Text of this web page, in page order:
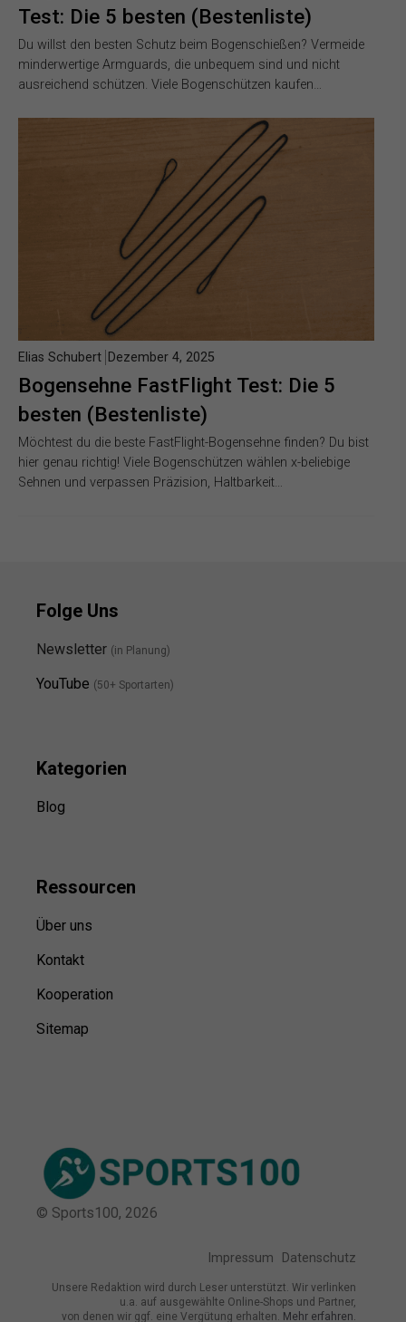
Test: Die 5 besten (Bestenliste)
Du willst den besten Schutz beim Bogenschießen? Vermeide
minderwertige Armguards, die unbequem sind und nicht
ausreichend schützen. Viele Bogenschützen kaufen…
Bogensehne FastFlight Test: Die 5
besten (Bestenliste)
Elias Schubert Dezember 4, 2025
Möchtest du die beste FastFlight-Bogensehne finden? Du bist
hier genau richtig! Viele Bogenschützen wählen x-beliebige
Sehnen und verpassen Präzision, Haltbarkeit…
Folge Uns
Newsletter (in Planung)
YouTube (50+ Sportarten)
Kategorien
Blog
Ressourcen
Über uns
Kontakt
Kooperation
Sitemap
© Sports100, 2026
Impressum Datenschutz
Unsere Redaktion wird durch Leser unterstützt. Wir verlinken
u.a. auf ausgewählte Online-Shops und Partner,
von denen wir ggf. eine Vergütung erhalten. Mehr erfahren.